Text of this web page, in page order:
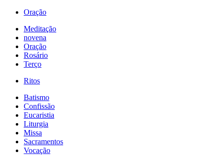
Oração
Meditação
novena
Oração
Rosário
Terço
Ritos
Batismo
Confissão
Eucaristia
Liturgia
Missa
Sacramentos
Vocação